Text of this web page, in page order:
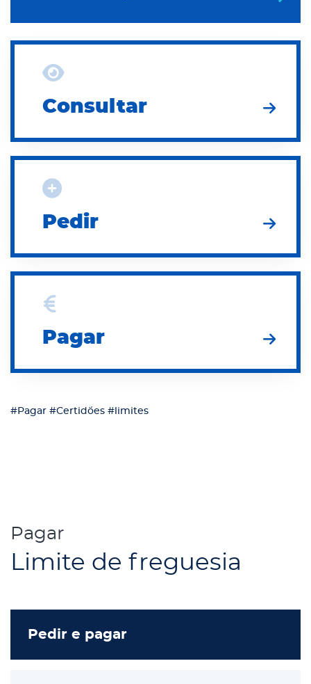
Consultar
Pedir
Pagar
#Pagar #Certidões #limites
Pagar
Limite de freguesia
Pedir e pagar